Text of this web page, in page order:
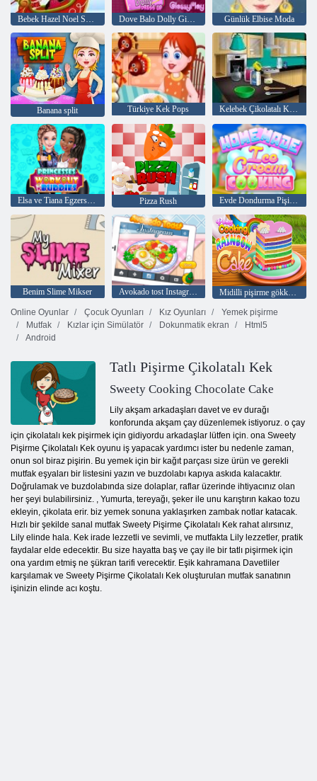
Bebek Hazel Noel Sürpriz Dove Balo Dolly Giydir Günlük Elbise Moda
Banana split Türkiye Kek Pops Kelebek Çikolatalı Kek: Emma ile Pişirme
Elsa ve Tiana Egzersiz Arkadaşları Pizza Rush Evde Dondurma Pişirme
Benim Slime Mikser Avokado tost Instagram
Midilli pişirme gökkuşağı kek
Online Oyunlar
Çocuk Oyunları Kız Oyunları
Yemek pişirme
Mutfak
Kızlar için Simülatör Dokunmatik ekran
Html5
Android
Tatlı Pişirme Çikolatalı Kek
Sweety Cooking Chocolate Cake
Lily akşam arkadaşları davet ve ev durağı
konforunda akşam çay düzenlemek istiyoruz. o çay
için çikolatalı kek pişirmek için gidiyordu arkadaşlar lütfen için. ona Sweety
Pişirme Çikolatalı Kek oyunu iş yapacak yardımcı ister bu nedenle zaman,
onun sol biraz pişirin. Bu yemek için bir kağıt parçası size ürün ve gerekli
mutfak eşyaları bir listesini yazın ve buzdolabı kapıya askıda kalacaktır.
Doğrulamak ve buzdolabında size dolaplar, raflar üzerinde ihtiyacınız olan
her şeyi bulabilirsiniz. , Yumurta, tereyağı, şeker ile unu karıştırın kakao tozu
ekleyin, çikolata erir. biz yemek sonuna yaklaşırken zambak notlar katacak.
Hızlı bir şekilde sanal mutfak Sweety Pişirme Çikolatalı Kek rahat alırsınız,
Lily elinde hala. Kek irade lezzetli ve sevimli, ve mutfakta Lily lezzetler, pratik
faydalar elde edecektir. Bu size hayatta baş ve çay ile bir tatlı pişirmek için
ona yardım etmiş ne şükran tarifi verecektir. Eşik kahramana Davetliler
karşılamak ve Sweety Pişirme Çikolatalı Kek oluşturulan mutfak sanatının
işinizin elinde acı koştu.